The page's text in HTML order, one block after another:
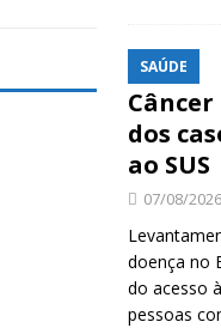
SAÚDE
Câncer
dos
ao SUS
07/08/2026
doença no
do acesso
pessoas